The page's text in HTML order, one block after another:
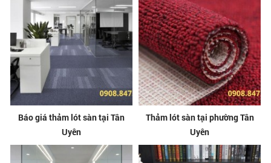
Báo giá thảm lót sàn tại Tân
Uyên
Thảm lót sàn tại phường Tân
Uyên